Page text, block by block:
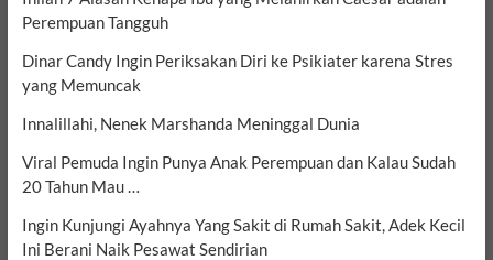
Perempuan Tangguh
Dinar Candy Ingin Periksakan Diri ke Psikiater karena Stres
yang Memuncak
Innalillahi, Nenek Marshanda Meninggal Dunia
Viral Pemuda Ingin Punya Anak Perempuan dan Kalau Sudah
20 Tahun Mau …
Ingin Kunjungi Ayahnya Yang Sakit di Rumah Sakit, Adek Kecil
Ini Berani Naik Pesawat Sendirian